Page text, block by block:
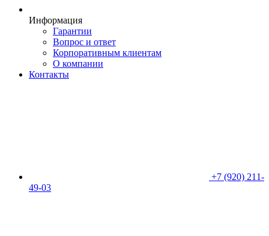
Информация
Гарантии
Вопрос и ответ
Корпоративным клиентам
О компании
Контакты
+7 (920) 211-
49-03